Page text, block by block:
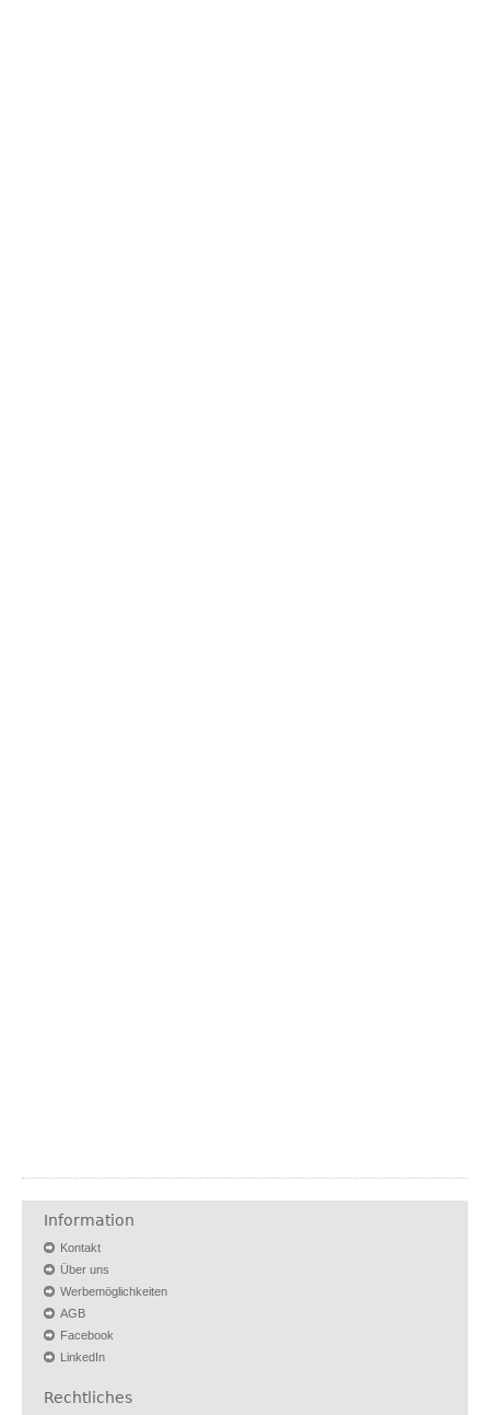
Information
Kontakt
Über uns
Werbemöglichkeiten
AGB
Facebook
LinkedIn
Rechtliches